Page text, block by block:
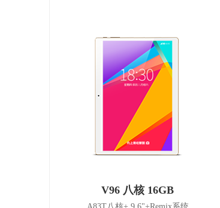
V96 八核 16GB